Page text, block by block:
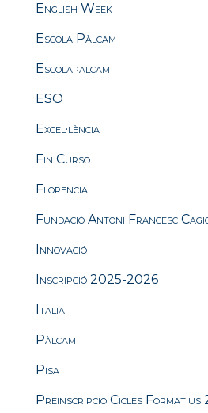
English Week
Escola Pàlcam
Escolapalcam
ESO
Excel·lència
Fin Curso
Florencia
Fundació Antoni Francesc
Innovació
Inscripció 2025-2026
Italia
Pàlcam
Pisa
Preinscripcio Cicles Formatius